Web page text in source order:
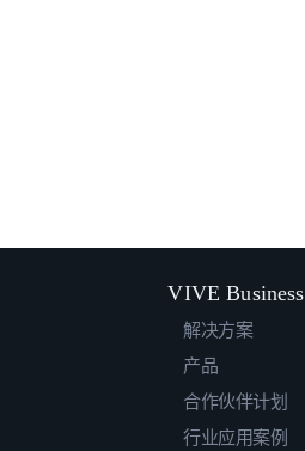
VIVE Business
解决方案
产品
合作伙伴计划
行业应用案例